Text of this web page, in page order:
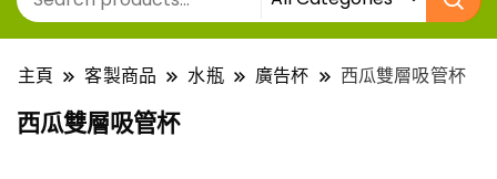
主頁 客製商品 水瓶 廣告杯 西瓜雙層吸管杯
西瓜雙層吸管杯